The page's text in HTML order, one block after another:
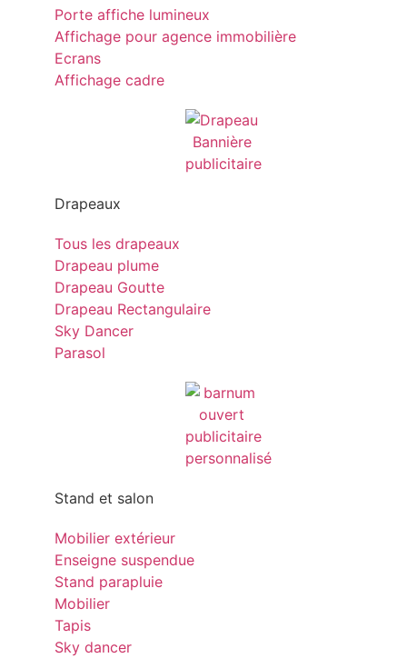
Porte affiche lumineux
Affichage pour agence immobilière
Ecrans
Affichage cadre
Drapeaux
Tous les drapeaux
Drapeau plume
Drapeau Goutte
Drapeau Rectangulaire
Sky Dancer
Parasol
Stand et salon
Mobilier extérieur
Enseigne suspendue
Stand parapluie
Mobilier
Tapis
Sky dancer